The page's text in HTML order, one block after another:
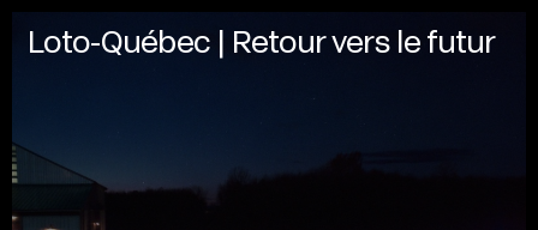
Loto-Québec | Retour vers le futur